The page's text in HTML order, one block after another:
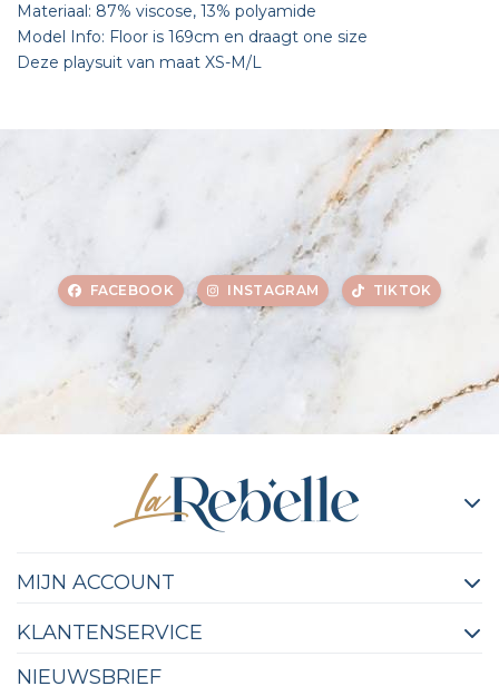
Materiaal: 87% viscose, 13% polyamide
Model Info: Floor is 169cm en draagt one size
Deze playsuit van maat XS-M/L
FACEBOOK INSTAGRAM TIKTOK
MIJN ACCOUNT
KLANTENSERVICE
NIEUWSBRIEF